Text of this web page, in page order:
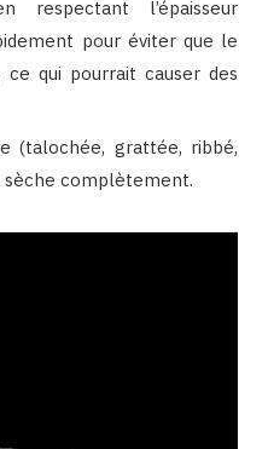
l’épaisseur
pour éviter que le
qui pourrait causer des
(talochée, grattée, ribbé,
sèche complètement.